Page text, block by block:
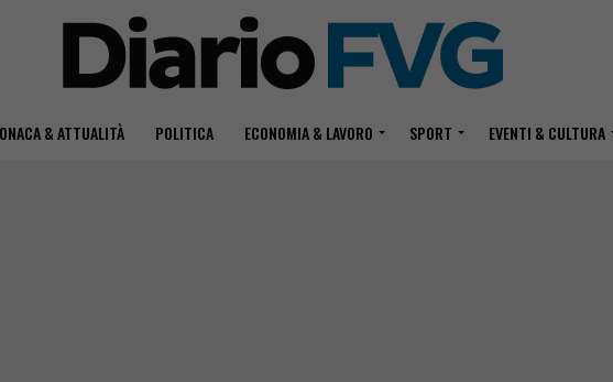
& ATTUALITÀ POLITICA ECONOMIA & LAVORO SPORT EVENTI & CULTURA